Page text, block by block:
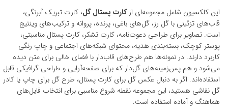
این کلکسیون شامل مجموعه‌ای ازکارت پستال گل، کارت تبریک آبرنگی،
قاب‌های تزئینی با گل رز، گل‌های باغی، پرنده، پروانه و ترکیب‌های وینتیج
است. تصاویر برای طراحی دعوت‌نامه، کارت تشکر، کارت پستال مناسبتی،
پوستر کوچک، بسته‌بندی هدیه، محتوای شبکه‌های اجتماعی و چاپ رنگی
کاربرد دارند. در نمونه‌ها هم طرح‌های قاب‌دار با فضای خالی برای متن دیده
می‌شود و هم پس‌زمینه‌های گل‌دار که برای صفحه‌آرایی و طراحی گرافیکی قابل
استفاده‌اند. اگر به دنبال عکس گل برای کارت پستال، طرح گل برای چاپ یا کادر
گل نقاشی هستید، این مجموعه نقطه شروع مناسبی برای انتخاب فایل‌های
هماهنگ و آماده استفاده است.
دکوراسیون و فضاها
هنرمندان ایرانی
کسب درآمد از فروش تصاویر
021 28428845
تماس با ما